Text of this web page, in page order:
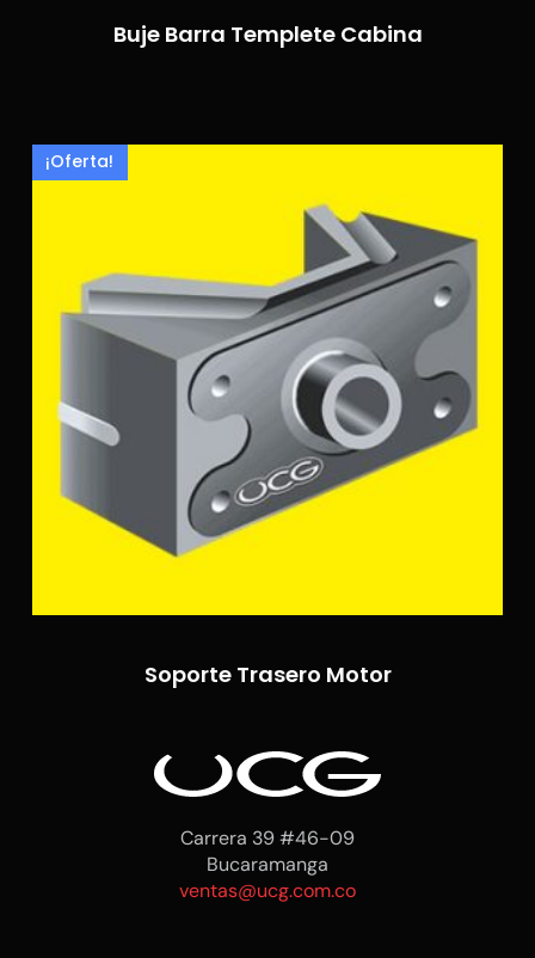
Buje Barra Templete Cabina
¡Oferta!
Soporte Trasero Motor
Carrera 39 #46-09
Bucaramanga
ventas@ucg.com.co